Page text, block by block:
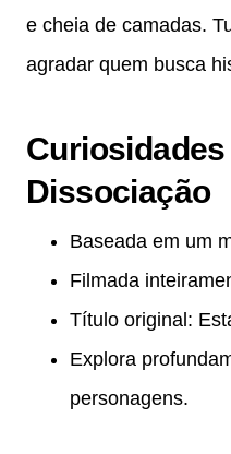
e cheia de camadas.
agradar quem busca
Dissociação
Baseada em um
Filmada
Título original:
Explora
personagens.